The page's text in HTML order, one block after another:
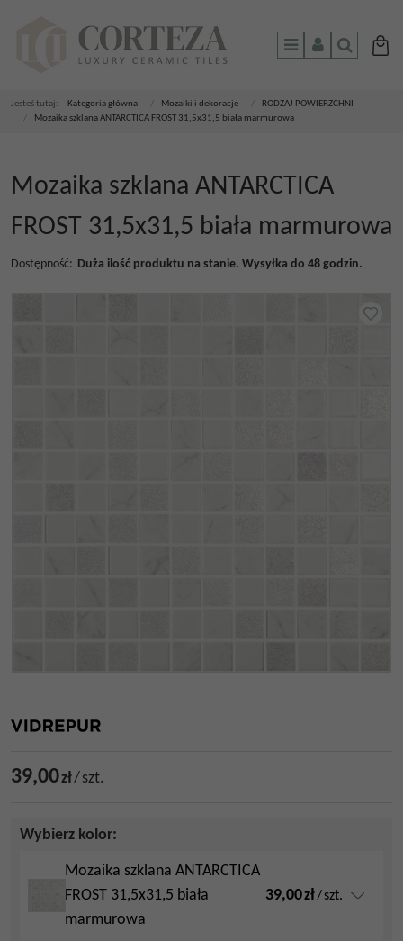
MenuPanelSzukaj
Jesteś tutaj: Kategoria główna Mozaiki i dekoracje
RODZAJ POWIERZCHNI
Mozaika szklana ANTARCTICA FROST 31,5x31,5 biała marmurowa
Mozaika szklana ANTARCTICA
FROST 31,5x31,5 biała marmurowa
Dostępność: Duża ilość produktu na stanie. Wysyłka do 48 godzin.
39,00zł/szt.
Wybierz kolor:
Mozaika szklana ANTARCTICA
FROST 31,5x31,5 biała
marmurowa
39,00zł/szt.